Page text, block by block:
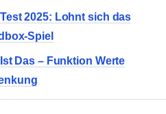
2025: Lohnt sich das
Spiel
Das – Funktion Werte